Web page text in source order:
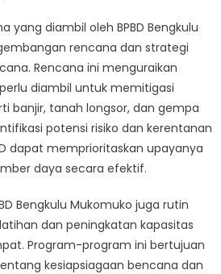
yang diambil oleh BPBD Bengkulu
rencana dan strategi
Rencana ini menguraikan
diambil untuk memitigasi
banjir, tanah longsor, dan gempa
potensi risiko dan kerentanan
dapat memprioritaskan upayanya
daya secara efektif.
Bengkulu Mukomuko juga rutin
dan peningkatan kapasitas
Program-program ini bertujuan
kesiapsiagaan bencana dan